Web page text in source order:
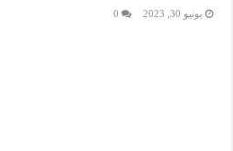
يونيو 30, 2023 0